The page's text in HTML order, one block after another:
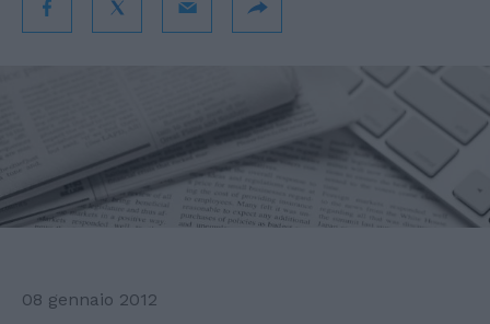
08 gennaio 2012